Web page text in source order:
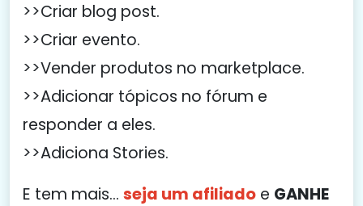
>>Criar blog post.
>>Criar evento.
>>Vender produtos no marketplace.
>>Adicionar tópicos no fórum e
responder a eles.
>>Adiciona Stories.
E tem mais... seja um afiliado e GANHE